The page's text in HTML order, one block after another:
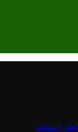
المملكة